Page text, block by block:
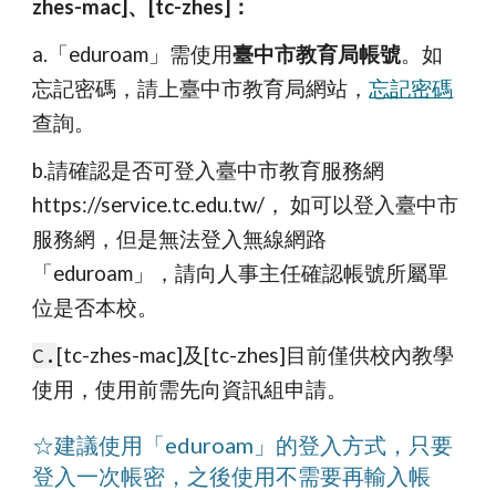
zhes-mac]、[tc-zhes]：
a.「eduroam」需使用臺中市教育局帳號。如
忘記密碼，請上臺中市教育局網站，忘記密碼
查詢。
b.請確認是否可登入臺中市教育服務網
https://service.tc.edu.tw/， 如可以登入臺中市
服務網，但是無法登入無線網路
「eduroam」，請向人事主任確認帳號所屬單
位是否本校。
C. [tc-zhes-mac]及[tc-zhes]目前僅供校內教學
使用，使用前需先向資訊組申請。
☆建議使用「eduroam」的登入方式，只要
登入一次帳密，之後使用不需要再輸入帳